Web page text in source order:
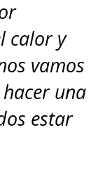
calor y
vamos
una
estar